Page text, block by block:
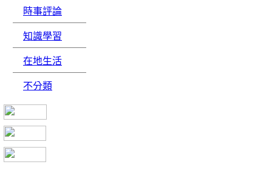
時事評論
知識學習
在地生活
不分類